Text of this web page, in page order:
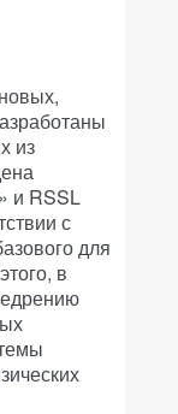
из
и RSSL
с
для
в